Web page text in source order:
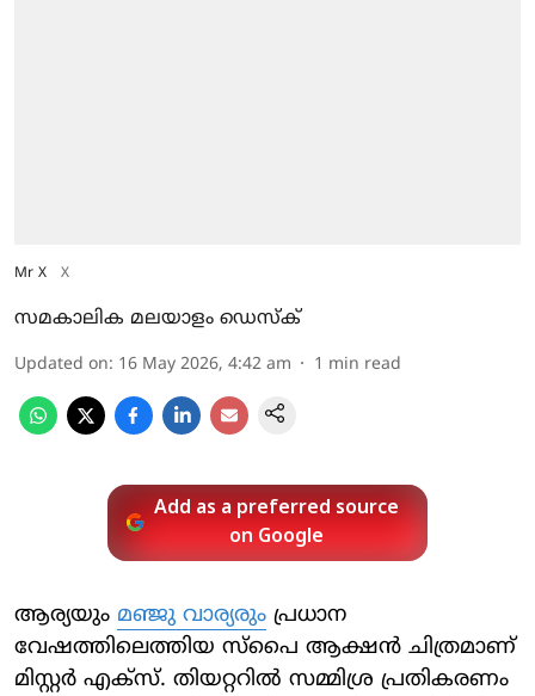
Mr X X
സമകാലിക മലയാളം ഡെസ്ക്
Updated on: 16 May 2026, 4:42 am 1 min read
Add as a preferred source
on Google
ആര്യയും മഞ്ജു വാര്യരും പ്രധാന
വേഷത്തിലെത്തിയ സ്പൈ ആക്ഷൻ ചിത്രമാണ്
മിസ്റ്റർ എക്സ്. തിയറ്ററിൽ സമ്മിശ്ര പ്രതികരണം